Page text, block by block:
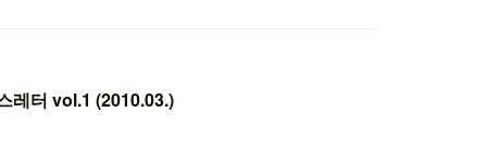
레터 vol.1 (2010.03.)